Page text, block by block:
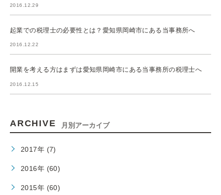
2016.12.29
起業での税理士の必要性とは？愛知県岡崎市にある当事務所へ
2016.12.22
開業を考える方はまずは愛知県岡崎市にある当事務所の税理士へ
2016.12.15
ARCHIVE 月別アーカイブ
2017年 (7)
2016年 (60)
2015年 (60)